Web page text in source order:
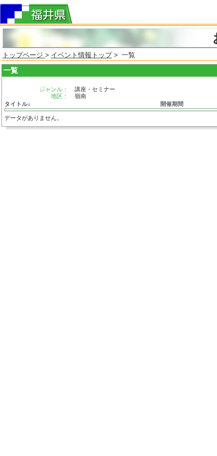
トップページ > イベント情報トップ> 一覧
一覧
ジャンル：
講座・セミナー
地区：
嶺南
タイトル↓
開催期間
データがありません。